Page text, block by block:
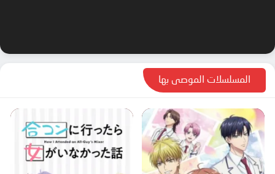
المسلسلات الموصى بها